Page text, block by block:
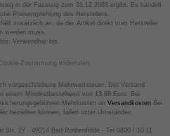
in der Fassung zum 31.12.2003 ergibt. Es handelt
Preisempfehlung des Herstellers.
zusätzlich an, da der Artikel direkt vom Hersteller
werden muss.
Verwendbar bis.
Zustimmung widerrufen
vorgeschriebene Mehrwertsteuer. Der Versand
einem Mindestbestellwert von 13,99 Euro. Bei
Mehrkosten an VersandkostenBei
beziehen können, fallen unter Umständen
27 - 49214 Bad Rothenfelde - Tel 0800 / 10 11